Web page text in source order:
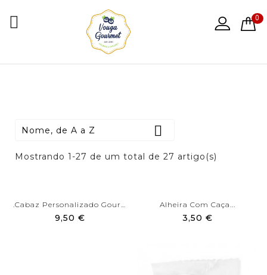
 0
Nome, de A a Z 
Mostrando 1-27 de um total de 27 artigo(s)
9,50 €
Alheira Com Caça...
3,50 €